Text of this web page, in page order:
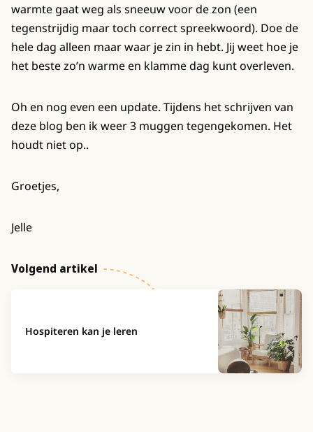
warmte gaat weg als sneeuw voor de zon (een
tegenstrijdig maar toch correct spreekwoord). Doe de
hele dag alleen maar waar je zin in hebt. Jij weet hoe je
het beste zo’n warme en klamme dag kunt overleven.
Oh en nog even een update. Tijdens het schrijven van
deze blog ben ik weer 3 muggen tegengekomen. Het
houdt niet op..
Groetjes,
Jelle
Volgend artikel
Hospiteren kan je leren